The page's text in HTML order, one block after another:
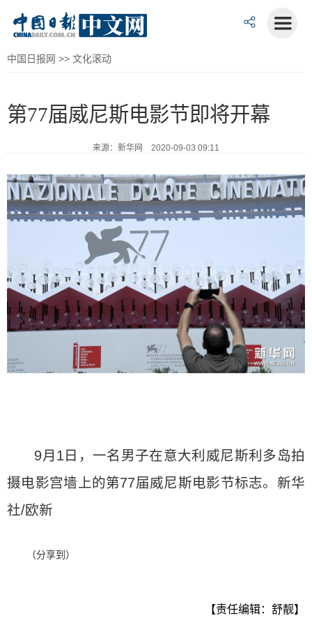
中国日报网 >> 文化滚动
第77届威尼斯电影节即将开幕
来源：新华网 2020-09-03 09:11
9月1日，一名男子在意大利威尼斯利多岛拍
摄电影宫墙上的第77届威尼斯电影节标志。新华
社/欧新
（分享到）
【责任编辑：舒靓】